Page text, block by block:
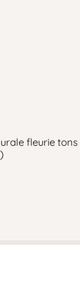
fleurie tons